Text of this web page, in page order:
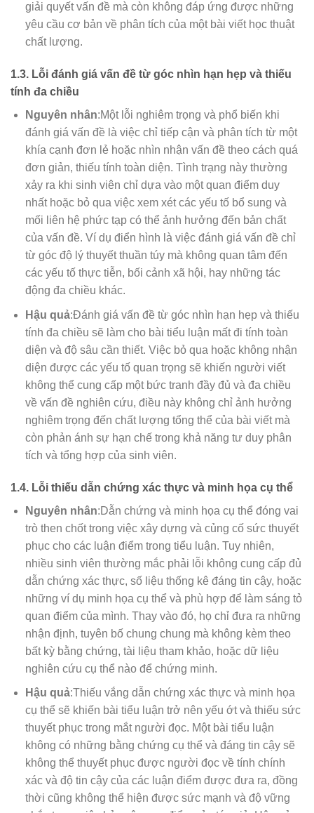
giải quyết vấn đề mà còn không đáp ứng được những
yêu cầu cơ bản về phân tích của một bài viết học thuật
chất lượng.
1.3. Lỗi đánh giá vấn đề từ góc nhìn hạn hẹp và thiếu
tính đa chiều
Nguyên nhân:Một lỗi nghiêm trọng và phổ biến khi
đánh giá vấn đề là việc chỉ tiếp cận và phân tích từ một
khía cạnh đơn lẻ hoặc nhìn nhận vấn đề theo cách quá
đơn giản, thiếu tính toàn diện. Tình trạng này thường
xảy ra khi sinh viên chỉ dựa vào một quan điểm duy
nhất hoặc bỏ qua việc xem xét các yếu tố bổ sung và
mối liên hệ phức tạp có thể ảnh hưởng đến bản chất
của vấn đề. Ví dụ điển hình là việc đánh giá vấn đề chỉ
từ góc độ lý thuyết thuần túy mà không quan tâm đến
các yếu tố thực tiễn, bối cảnh xã hội, hay những tác
động đa chiều khác.
Hậu quả:Đánh giá vấn đề từ góc nhìn hạn hẹp và thiếu
tính đa chiều sẽ làm cho bài tiểu luận mất đi tính toàn
diện và độ sâu cần thiết. Việc bỏ qua hoặc không nhận
diện được các yếu tố quan trọng sẽ khiến người viết
không thể cung cấp một bức tranh đầy đủ và đa chiều
về vấn đề nghiên cứu, điều này không chỉ ảnh hưởng
nghiêm trọng đến chất lượng tổng thể của bài viết mà
còn phản ánh sự hạn chế trong khả năng tư duy phân
tích và tổng hợp của sinh viên.
1.4. Lỗi thiếu dẫn chứng xác thực và minh họa cụ thể
Nguyên nhân:Dẫn chứng và minh họa cụ thể đóng vai
trò then chốt trong việc xây dựng và củng cố sức thuyết
phục cho các luận điểm trong tiểu luận. Tuy nhiên,
nhiều sinh viên thường mắc phải lỗi không cung cấp đủ
dẫn chứng xác thực, số liệu thống kê đáng tin cậy, hoặc
những ví dụ minh họa cụ thể và phù hợp để làm sáng tỏ
quan điểm của mình. Thay vào đó, họ chỉ đưa ra những
nhận định, tuyên bố chung chung mà không kèm theo
bất kỳ bằng chứng, tài liệu tham khảo, hoặc dữ liệu
nghiên cứu cụ thể nào để chứng minh.
Hậu quả:Thiếu vắng dẫn chứng xác thực và minh họa
cụ thể sẽ khiến bài tiểu luận trở nên yếu ớt và thiếu sức
thuyết phục trong mắt người đọc. Một bài tiểu luận
không có những bằng chứng cụ thể và đáng tin cậy sẽ
không thể thuyết phục được người đọc về tính chính
xác và độ tin cậy của các luận điểm được đưa ra, đồng
thời cũng không thể hiện được sức mạnh và độ vững